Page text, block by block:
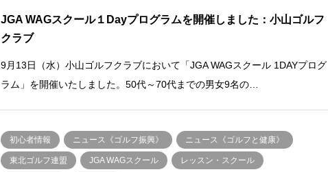
JGA WAGスクール１Dayプログラムを開催しました：小山ゴルフ
クラブ
9月13日（水）小山ゴルフクラブにおいて「JGA WAGスクール 1DAYプログ
ラム」を開催いたしました。50代～70代までの男女9名の…
初心者情報 ニュース《ゴルフ振興》 ニュース《ゴルフと健康》
東北ゴルフ連盟 JGA WAGスクール レッスン・スクール